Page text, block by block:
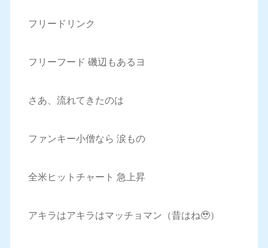
フリードリンク
フリーフード 磯辺もあるヨ
さあ、流れてきたのは
ファンキー小僧なら 涙もの
全米ヒットチャート 急上昇
アキラはアキラはマッチョマン（昔はね🥹）